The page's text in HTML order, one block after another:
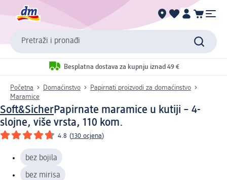
Pretraži i pronađi
Besplatna dostava za kupnju iznad 49 €
Početna Domaćinstvo
Papirnati proizvodi za domaćinstvo
Maramice
Soft&SicherPapirnate maramice u kutiji – 4-
slojne, više vrsta, 110 kom.
4.8 (130 ocjena)
bez bojila
bez mirisa